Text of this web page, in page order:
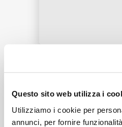
Questo sito web utilizza i
Utilizziamo i cookie per
annunci, per fornire
Missy Mona(2001
Alan Tam
CHI